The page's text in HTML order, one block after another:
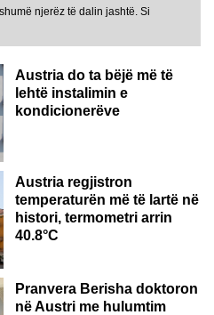
njerëz të dalin jashtë. Si
Austria do ta bëjë më të
lehtë instalimin e
kondicionerëve
Austria regjistron
temperaturën më të lartë në
histori, termometri arrin
40.8°C
Pranvera Berisha doktoron
në Austri me hulumtim